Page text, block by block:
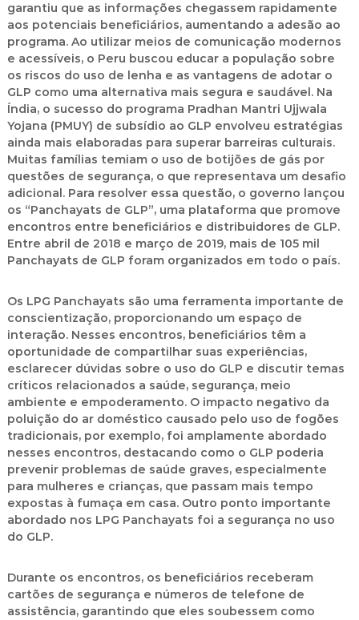
garantiu que as informações chegassem rapidamente
aos potenciais beneficiários, aumentando a adesão ao
programa. Ao utilizar meios de comunicação modernos
e acessíveis, o Peru buscou educar a população sobre
os riscos do uso de lenha e as vantagens de adotar o
GLP como uma alternativa mais segura e saudável. Na
Índia, o sucesso do programa Pradhan Mantri Ujjwala
Yojana (PMUY) de subsídio ao GLP envolveu estratégias
ainda mais elaboradas para superar barreiras culturais.
Muitas famílias temiam o uso de botijões de gás por
questões de segurança, o que representava um desafio
adicional. Para resolver essa questão, o governo lançou
os “Panchayats de GLP”, uma plataforma que promove
encontros entre beneficiários e distribuidores de GLP.
Entre abril de 2018 e março de 2019, mais de 105 mil
Panchayats de GLP foram organizados em todo o país.
Os LPG Panchayats são uma ferramenta importante de
conscientização, proporcionando um espaço de
interação. Nesses encontros, beneficiários têm a
oportunidade de compartilhar suas experiências,
esclarecer dúvidas sobre o uso do GLP e discutir temas
críticos relacionados a saúde, segurança, meio
ambiente e empoderamento. O impacto negativo da
poluição do ar doméstico causado pelo uso de fogões
tradicionais, por exemplo, foi amplamente abordado
nesses encontros, destacando como o GLP poderia
prevenir problemas de saúde graves, especialmente
para mulheres e crianças, que passam mais tempo
expostas à fumaça em casa. Outro ponto importante
abordado nos LPG Panchayats foi a segurança no uso
do GLP.
Durante os encontros, os beneficiários receberam
cartões de segurança e números de telefone de
assistência, garantindo que eles soubessem como